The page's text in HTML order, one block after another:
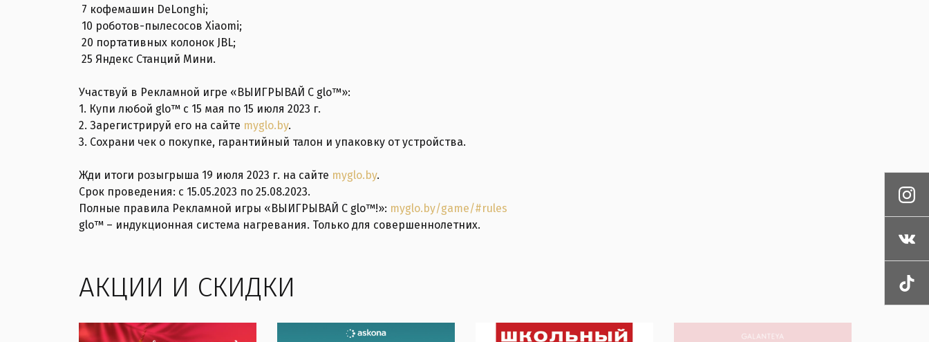
7 кофемашин DeLonghi;
10 роботов-пылесосов Xiaomi;
20 портативных колонок JBL;
25 Яндекс Станций Мини.
Участвуй в Рекламной игре «ВЫИГРЫВАЙ С glo™»:
1. Купи любой glo™ с 15 мая по 15 июля 2023 г.
2. Зарегистрируй его на сайте myglo.by.
3. Сохрани чек о покупке, гарантийный талон и упаковку от устройства.
Жди итоги розыгрыша 19 июля 2023 г. на сайте myglo.by.
Срок проведения: с 15.05.2023 по 25.08.2023.
Полные правила Рекламной игры «ВЫИГРЫВАЙ С glo™!»: myglo.by/game/#rules
glo™ – индукционная система нагревания. Только для совершеннолетних.
АКЦИИ И СКИДКИ